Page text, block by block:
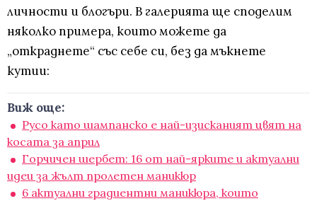
личности и блогъри. В галерията ще споделим
няколко примера, които можете да
„откраднете“ със себе си, без да мъкнете
кутии:
Виж още:
Русо като шампанско е най-изисканият цвят на
косата за април
Горчичен шербет: 16 от най-ярките и актуални
идеи за жълт пролетен маникюр
6 актуални градиентни маникюра, които